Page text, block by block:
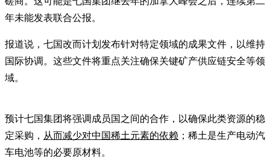
年未能发表联合公报。
报道说，七国改而计划发布针对特定领域的成果文件，以维持
国际协调。这些文件将重点关注确保关键矿产供应链安全等领
域。
预计七国集团将强调成员国之间的合作，以确保此类资源的稳
定采购， 从而减少对中国稀土元素的依赖 ；稀土是生产电动汽
车电池等的必要原材料。